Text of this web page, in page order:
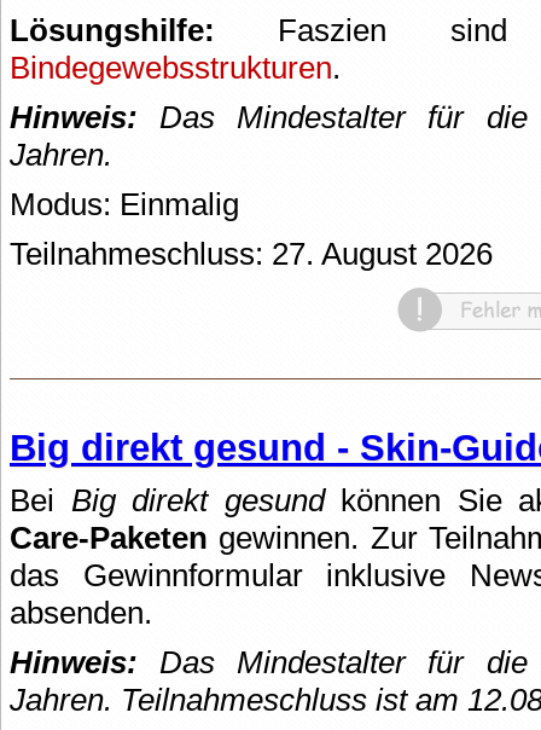
Lösungshilfe: Faszien
Bindegewebsstrukturen.
Hinweis: Das Mindestalter für
Jahren.
Modus: Einmalig
Teilnahmeschluss: 27. August 2026
Big direkt gesund - Skin-
Bei Big direkt gesundkönnen Sie
Care-Paketen gewinnen. Zur
das Gewinnformular inklusive
absenden.
Hinweis: Das Mindestalter für
Jahren. Teilnahmeschluss ist am